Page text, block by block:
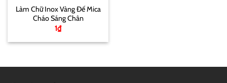
Làm Chữ Inox Vàng Đế Mica
Cháo Sáng Chân
1₫